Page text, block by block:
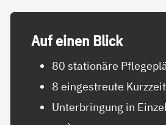
Auf ei­nen Blick
80 stationäre
8 eingestreute
Unterbringung in